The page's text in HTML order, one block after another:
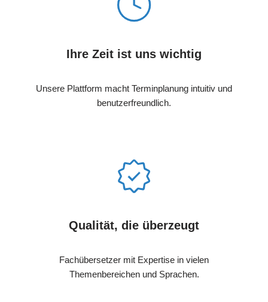
Ihre Zeit ist uns wichtig
Unsere Plattform macht Terminplanung intuitiv und
benutzerfreundlich.
Qualität, die überzeugt
Fachübersetzer mit Expertise in vielen
Themenbereichen und Sprachen.